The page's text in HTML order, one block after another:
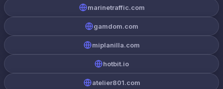
marinetraffic.com
gamdom.com
miplanilla.com
hotbit.io
atelier801.com